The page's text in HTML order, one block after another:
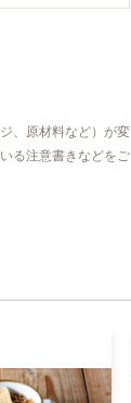
、原材料など）が変
る注意書きなどをご